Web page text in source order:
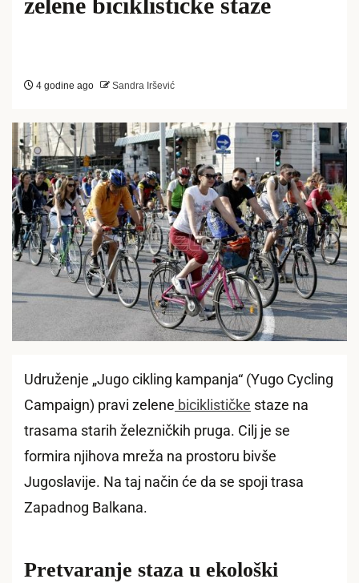
4 godine ago Sandra Iršević
Udruženje „Jugo cikling kampanja“ (Yugo Cycling
Campaign) pravi zelene biciklističke staze na
trasama starih železničkih pruga. Cilj je se
formira njihova mreža na prostoru bivše
Jugoslavije. Na taj način će da se spoji trasa
Zapadnog Balkana.
Pretvaranje staza u ekološki